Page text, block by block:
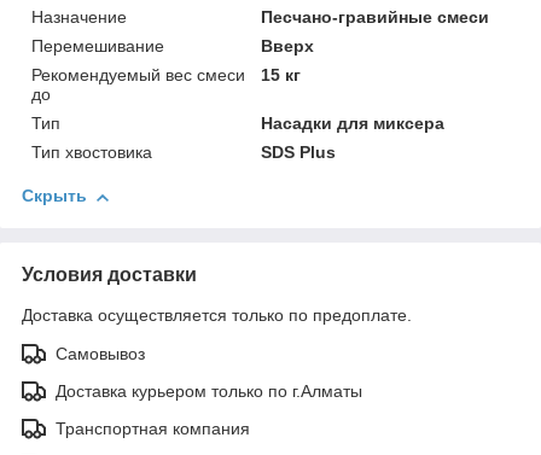
Назначение
Песчано-гравийные смеси
Перемешивание
Вверх
Рекомендуемый вес смеси
до
15 кг
Тип
Насадки для миксера
Тип хвостовика
SDS Plus
Скрыть
Условия доставки
Доставка осуществляется только по предоплате.
Самовывоз
Доставка курьером только по г.Алматы
Транспортная компания